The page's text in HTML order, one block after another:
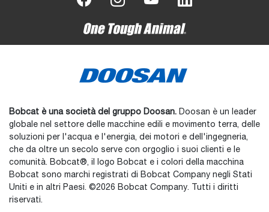
Bobcat è una società del gruppo Doosan. Doosan è un leader
globale nel settore delle macchine edili e movimento terra, delle
soluzioni per l'acqua e l'energia, dei motori e dell'ingegneria,
che da oltre un secolo serve con orgoglio i suoi clienti e le
comunità. Bobcat®, il logo Bobcat e i colori della macchina
Bobcat sono marchi registrati di Bobcat Company negli Stati
Uniti e in altri Paesi. ©2026 Bobcat Company. Tutti i diritti
riservati.